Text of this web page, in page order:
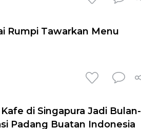
Rumpi Tawarkan Menu
di Singapura Jadi Bulan-
Padang Buatan Indonesia